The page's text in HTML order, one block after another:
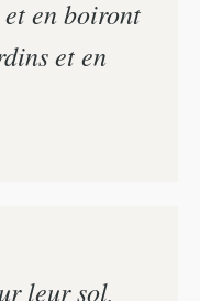
en boiront
et en
leur sol,